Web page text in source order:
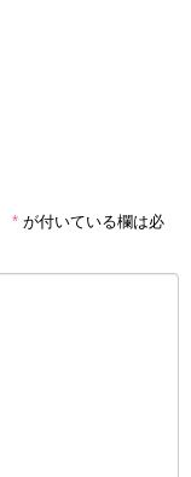
* が付いている欄は必